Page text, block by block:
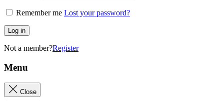
Remember me Lost your password?
Log in
Not a member?Register
Menu
Close